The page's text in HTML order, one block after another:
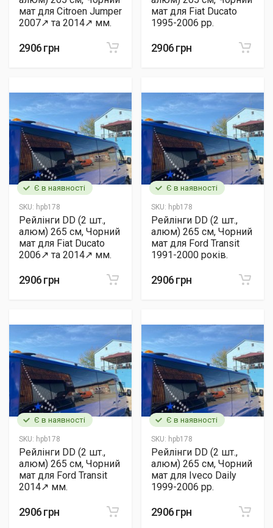
мат для Citroen Jumper
2007↗ та 2014↗ мм.
2906 грн
мат для Fiat Ducato
1995-2006 рр.
2906 грн
Є в наявності
SKU: hpb178
Рейлінги DD (2 шт.,
алюм) 265 см, Чорний
мат для Fiat Ducato
2006↗ та 2014↗ мм.
2906 грн
Є в наявності
SKU: hpb178
Рейлінги DD (2 шт.,
алюм) 265 см, Чорний
мат для Ford Transit
1991-2000 років.
2906 грн
Є в наявності
SKU: hpb178
Рейлінги DD (2 шт.,
алюм) 265 см, Чорний
мат для Ford Transit
2014↗ мм.
2906 грн
Є в наявності
SKU: hpb178
Рейлінги DD (2 шт.,
алюм) 265 см, Чорний
мат для Iveco Daily
1999-2006 рр.
2906 грн